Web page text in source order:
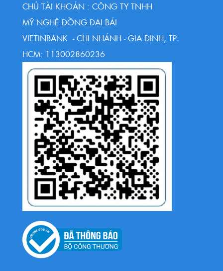
CHỦ TÀI KHOẢN : CÔNG TY TNHH
MỸ NGHỆ ĐỒNG ĐẠI BÁI
VIETINBANK - CHI NHÁNH - GIA ĐỊNH, TP.
HCM: 113002860236